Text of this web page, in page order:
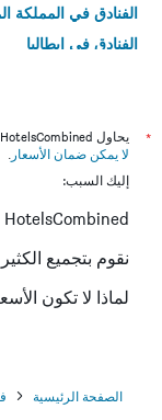
الفنادق في المملكة
الفنادق في إيطاليا
*
يحاول HotelsCombined بشكل دائم الحصول على الأسعار الدقيقة، ولكن
لا يمكن ضمان الأسعار .
إليك السبب:
HotelsCombined ليس البائع
نقوم بتجميع
لماذا لا تكون
الصفحة الرئيسية